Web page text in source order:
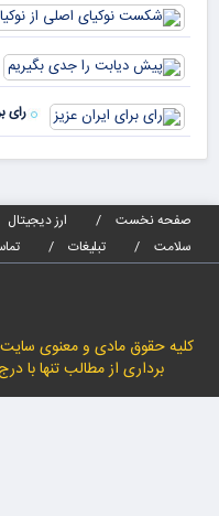
رای
صفحه نخست ارز دیجیتال
سلامت
تبلیغات
کلیه حقوق مادی و معنوی
برداری از مطالب تنها با